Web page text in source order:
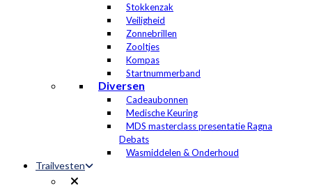
Stokkenzak
Veiligheid
Zonnebrillen
Zooltjes
Kompas
Startnummerband
Diversen
Cadeaubonnen
Medische Keuring
MDS masterclass presentatie Ragna
Debats
Wasmiddelen & Onderhoud
Trailvesten